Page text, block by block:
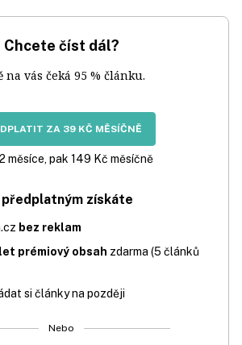
Chcete číst dál?
na vás čeká 95 % článku.
ZA 39 KČ MĚSÍČNĚ
měsíce, pak 149 Kč měsíčně
předplatným získáte
bez reklam
prémiový obsah zdarma (5 článků
si články na později
Nebo